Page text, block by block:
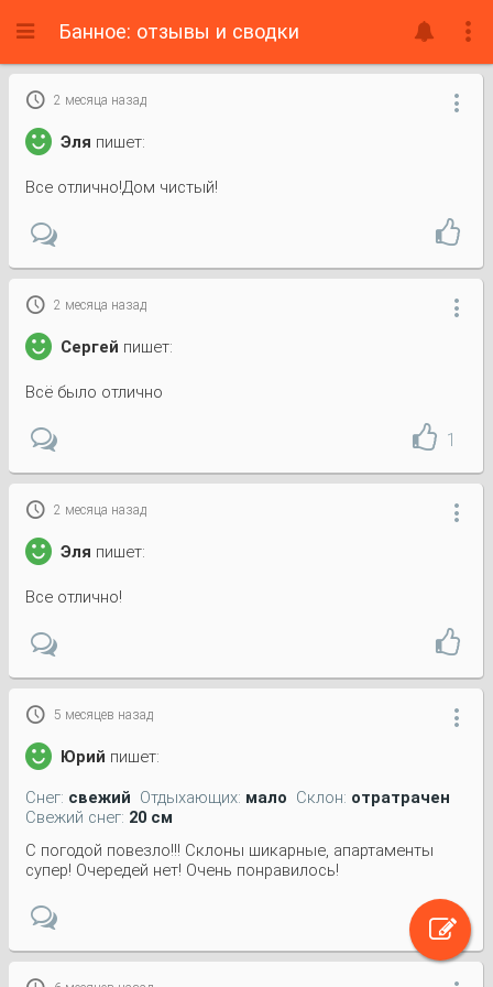
Банное: отзывы и сводки
 2 месяца назад 
Эля пишет:
Все отлично!Дом чистый!
 2 месяца назад 
Сергей пишет:
Всё было отлично
1
 2 месяца назад 
Эля пишет:
Все отлично!
 5 месяцев назад 
Юрий пишет:
Снег: свежий Отдыхающих: мало Склон: отратрачен
Свежий снег: 20 см
С погодой повезло!!! Склоны шикарные, апартаменты
супер! Очередей нет! Очень понравилось!